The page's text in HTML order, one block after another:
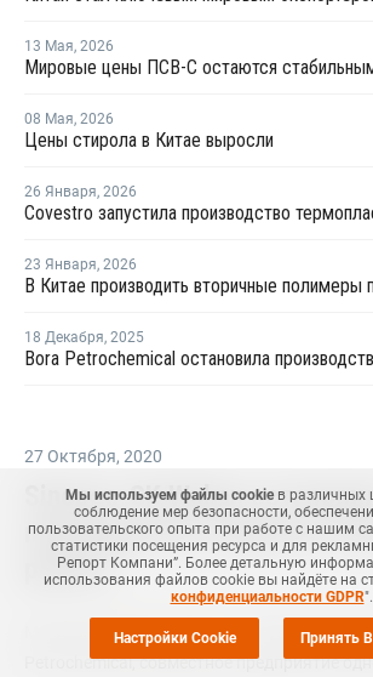
13 Мая, 2026
08 Мая, 2026
Цены стирола в Китае выросли
26 Января, 2026
23 Января, 2026
18 Декабря, 2025
27 Октября, 2020
Sinopec-SK Wuhan
производство стирола в
ремонт
Маркет Репорт) -- Китайская
Petrochemical, совместное предприятие
Мы используем файлы cookieв различных
соблюдение мер безопасности,
пользовательского опыта при работе с нашим
статистики посещения ресурса и для
Репорт Компани”. Более детальную
использования файлов cookie вы найдёте на
конфиденциальности GDPR".
Настройки Cookie Принять